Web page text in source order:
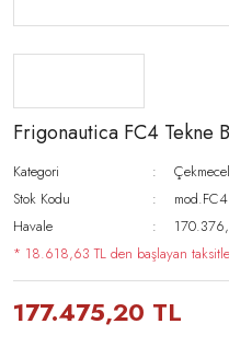
Frigonautica FC4 Tekne
Kategori
Stok Kodu
mod.FC4
Havale
* 18.618,63 TL den başlayan
177.475,20 TL